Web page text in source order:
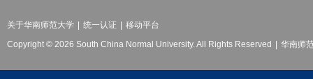
关于华南师范大学 统一认证
移动平台
Copyright © 2026 South China Normal University. All Rights Reserved
华南师